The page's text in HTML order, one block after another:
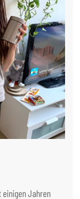
einigen Jahren